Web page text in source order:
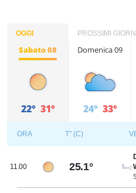
OGGI PROSSIMI GIORNI
Sabato 08
22° 31°
Domenica 09
24° 33°
ORA T° (C)
11.00 25.1°